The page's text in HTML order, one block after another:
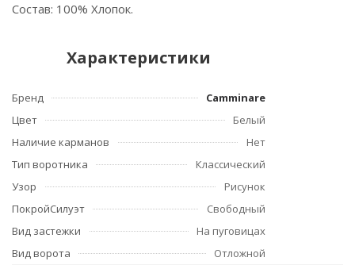
Состав: 100% Хлопок.
Характеристики
Бренд
Camminare
Цвет
Белый
Наличие карманов
Нет
Тип воротника
Классический
Узор
Рисунок
ПокройСилуэт
Свободный
Вид застежки
На пуговицах
Вид ворота
Отложной